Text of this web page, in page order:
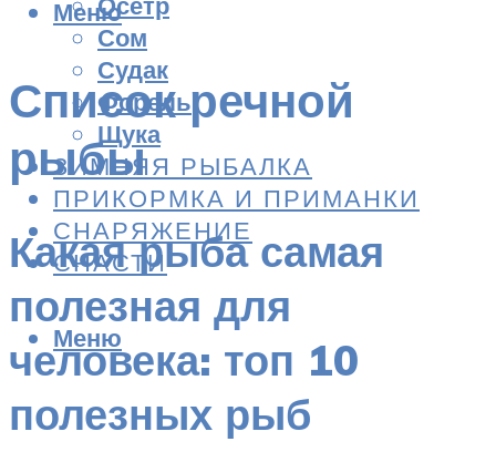
Сом
Судак
Форель
Щука
ЗИМНЯЯ РЫБАЛКА
ПРИКОРМКА И ПРИМАНКИ
СНАРЯЖЕНИЕ
СНАСТИ
Меню
Меню
Список речной
рыбы
Какая рыба самая
полезная для
человека: топ 10
полезных рыб